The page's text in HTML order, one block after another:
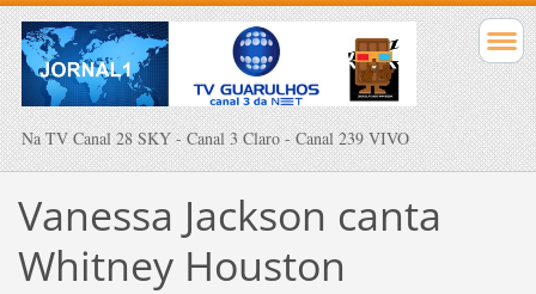
Na TV Canal 28 SKY - Canal 3 Claro - Canal 239 VIVO
Vanessa Jackson canta
Whitney Houston